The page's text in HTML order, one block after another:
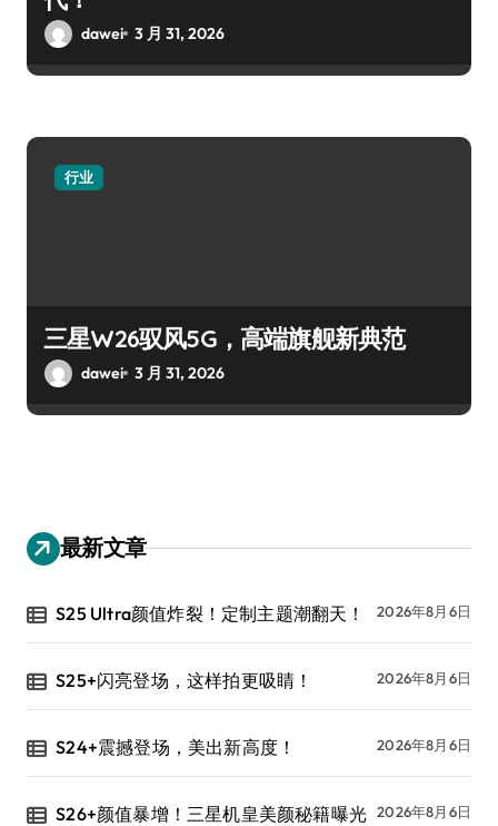
dawei 3 月 31, 2026
行业
三星W26驭风5G，高端旗舰新典范
dawei 3 月 31, 2026
最新文章
S25 Ultra颜值炸裂！定制主题潮翻天！ 2026年8月6日
S25+闪亮登场，这样拍更吸睛！ 2026年8月6日
S24+震撼登场，美出新高度！ 2026年8月6日
S26+颜值暴增！三星机皇美颜秘籍曝光 2026年8月6日